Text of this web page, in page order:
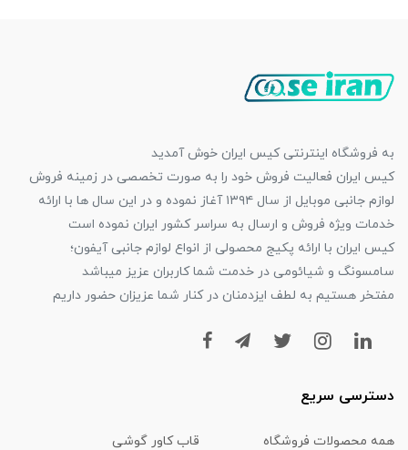
به فروشگاه اینترنتی کیس ایران خوش آمدید
کیس ایران فعالیت فروش خود را به صورت تخصصی در زمینه فروش
لوازم جانبی موبایل از سال ۱۳۹۴ آغاز نموده و در این سال ها با ارائه
خدمات ویژه فروش و ارسال به سراسر کشور ایران نموده است
کیس ایران با ارائه پکیج محصولی از انواع لوازم جانبی آیفون؛
سامسونگ و شیائومی در خدمت شما کاربران عزیز میباشد
مفتخر هستیم به لطف ایزدمنان در کنار شما عزیزان حضور داریم
دسترسی سریع
همه محصولات فروشگاه قاب کاور گوشی